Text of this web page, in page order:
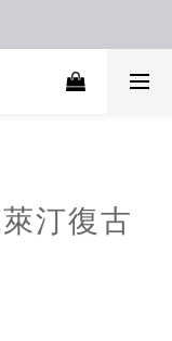
汀復古